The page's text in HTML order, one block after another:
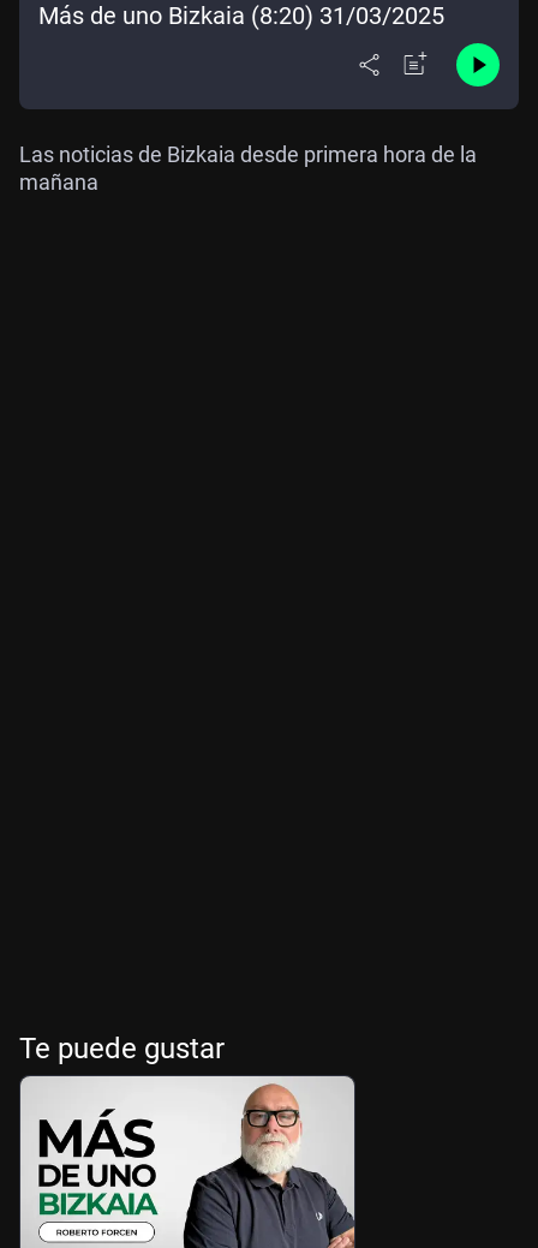
Más de uno Bizkaia (8:20) 31/03/2025
Las noticias de Bizkaia desde primera hora de la
mañana
Te puede gustar